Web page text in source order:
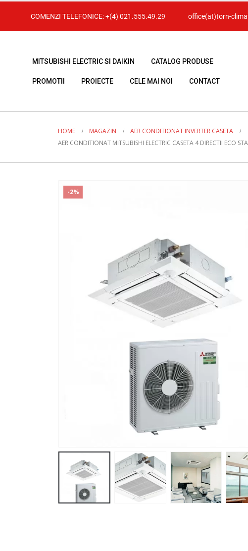
COMENZI TELEFONICE:+(4) 021.555.49.29 office(at)torn-
MITSUBISHI ELECTRIC SI DAIKIN CATALOG PRODUSE
PROMOTII PROIECTE CELE MAI NOI CONTACT
HOME MAGAZIN
AER CONDITIONAT INVERTER CASETA
AER CONDITIONAT MITSUBISHI ELECTRIC CASETA 4 DIRECTII ECO
-2%